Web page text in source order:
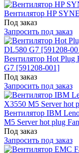
Вентилятор HP
Под заказ
Запросить под заказ
Вентилятор Hot Plug
G7 [591208-001]
Под заказ
Запросить под заказ
Вентилятор IBM
M5 Server hot plug
Под заказ
Запросить под заказ